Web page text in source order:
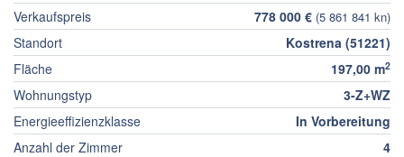
Verkaufspreis
778 000 € (5 861 841 kn)
Standort
Kostrena (51221)
Fläche
197,00 m2
Wohnungstyp
3-Z+WZ
Energieeffizienzklasse
In Vorbereitung
Anzahl der Zimmer
4